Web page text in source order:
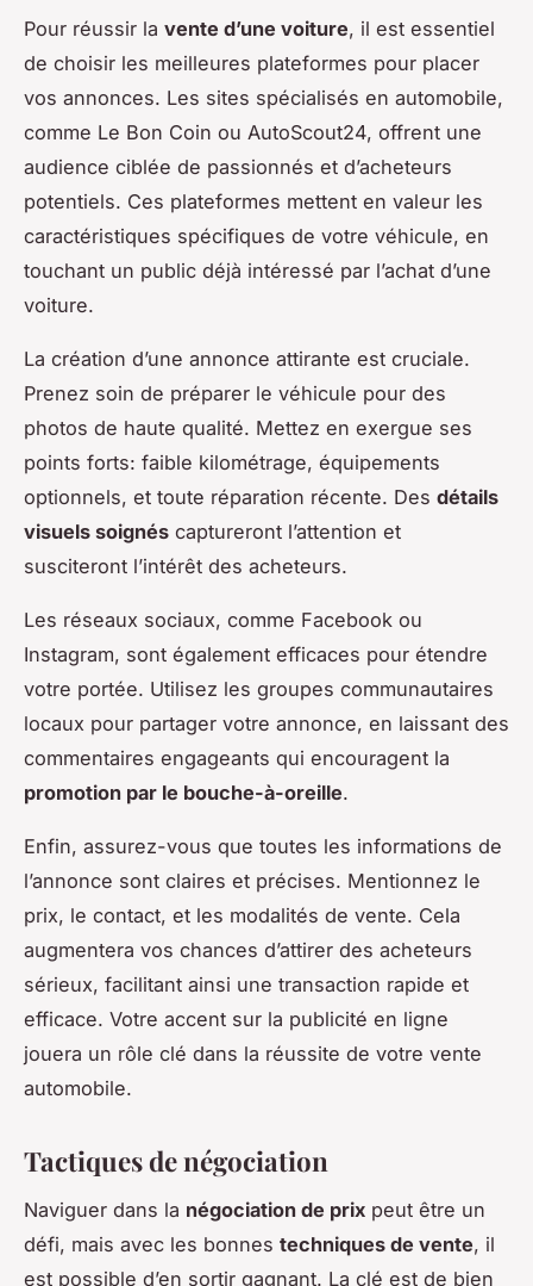
Pour réussir la vente d’une voiture, il est essentiel
de choisir les meilleures plateformes pour placer
vos annonces. Les sites spécialisés en automobile,
comme Le Bon Coin ou AutoScout24, offrent une
audience ciblée de passionnés et d’acheteurs
potentiels. Ces plateformes mettent en valeur les
caractéristiques spécifiques de votre véhicule, en
touchant un public déjà intéressé par l’achat d’une
voiture.
La création d’une annonce attirante est cruciale.
Prenez soin de préparer le véhicule pour des
photos de haute qualité. Mettez en exergue ses
points forts: faible kilométrage, équipements
optionnels, et toute réparation récente. Des détails
visuels soignés captureront l’attention et
susciteront l’intérêt des acheteurs.
Les réseaux sociaux, comme Facebook ou
Instagram, sont également efficaces pour étendre
votre portée. Utilisez les groupes communautaires
locaux pour partager votre annonce, en laissant des
commentaires engageants qui encouragent la
promotion par le bouche-à-oreille.
Enfin, assurez-vous que toutes les informations de
l’annonce sont claires et précises. Mentionnez le
prix, le contact, et les modalités de vente. Cela
augmentera vos chances d’attirer des acheteurs
sérieux, facilitant ainsi une transaction rapide et
efficace. Votre accent sur la publicité en ligne
jouera un rôle clé dans la réussite de votre vente
automobile.
Tactiques de négociation
Naviguer dans la négociation de prix peut être un
défi, mais avec les bonnes techniques de vente, il
est possible d’en sortir gagnant. La clé est de bien